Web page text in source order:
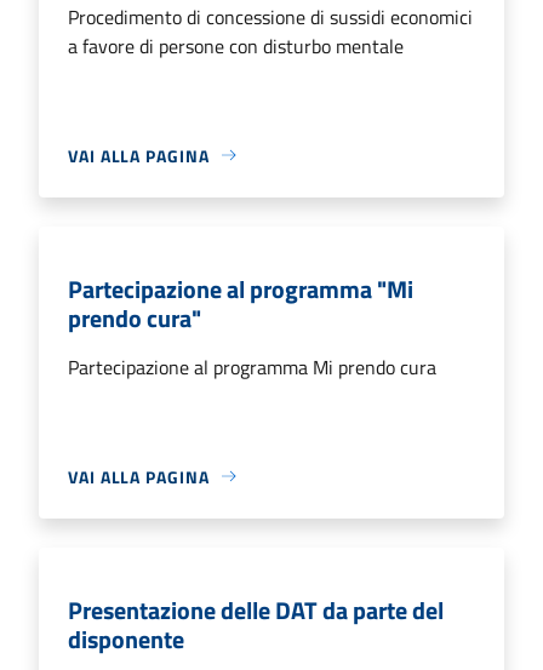
Procedimento di concessione di sussidi economici
a favore di persone con disturbo mentale
VAI ALLA PAGINA
Partecipazione al programma "Mi
prendo cura"
Partecipazione al programma Mi prendo cura
VAI ALLA PAGINA
Presentazione delle DAT da parte del
disponente